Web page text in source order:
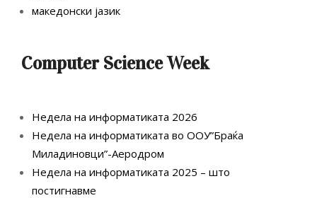
македонски јазик
Computer Science Week
Недела на информатиката 2026
Недела на информатиката во ООУ”Браќа
Миладиновци”-Аеродром
Недела на информатиката 2025 – што
постигнавме